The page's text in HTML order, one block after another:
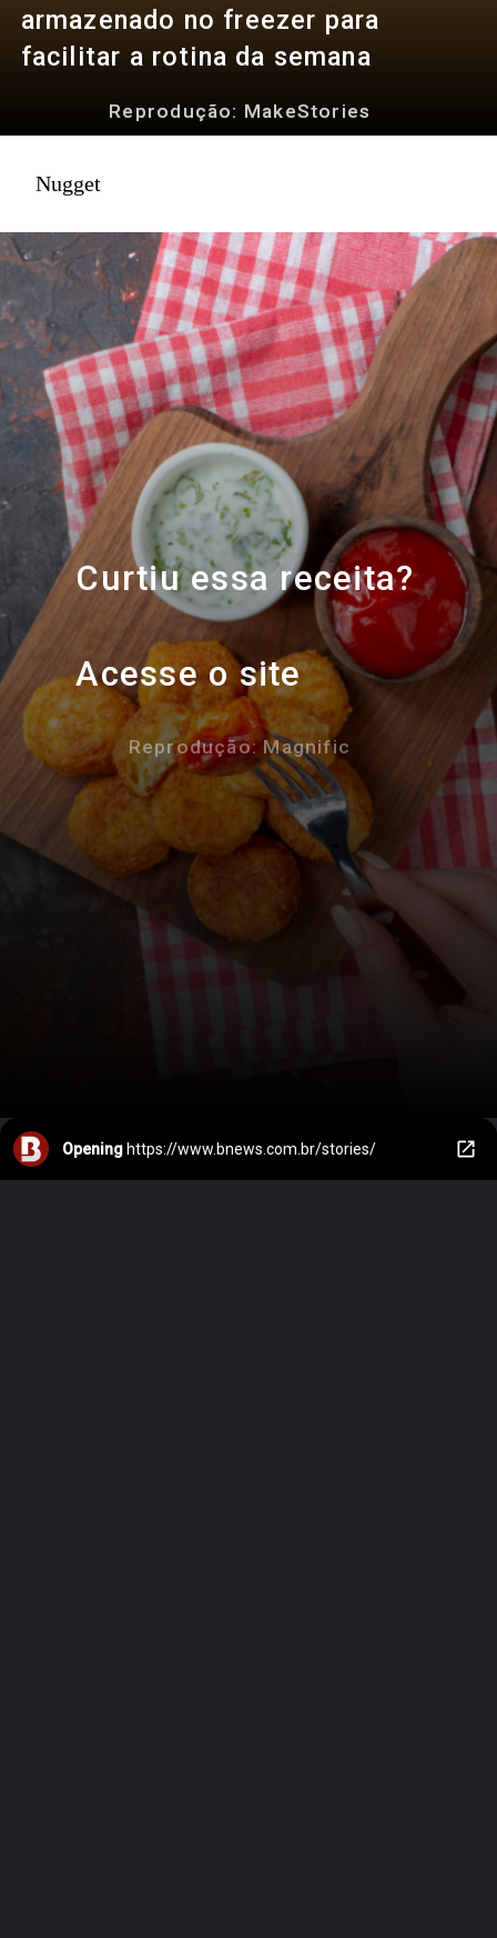
armazenado no freezer para
facilitar a rotina da semana
Reprodução: MakeStories
Reprodução: MakeStories
Reprodução: MakeStories
Nugget
Curtiu essa receita?
Acesse o site
Reprodução: Magnific
Opening https://www.bnews.com.br/stories/